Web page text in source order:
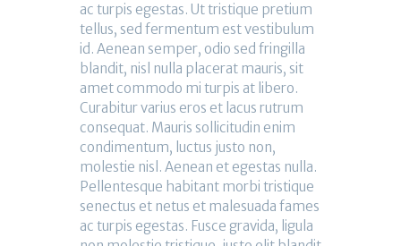
ac turpis egestas. Ut tristique pretium
tellus, sed fermentum est vestibulum
id. Aenean semper, odio sed fringilla
blandit, nisl nulla placerat mauris, sit
amet commodo mi turpis at libero.
Curabitur varius eros et lacus rutrum
consequat. Mauris sollicitudin enim
condimentum, luctus justo non,
molestie nisl. Aenean et egestas nulla.
Pellentesque habitant morbi tristique
senectus et netus et malesuada fames
ac turpis egestas. Fusce gravida, ligula